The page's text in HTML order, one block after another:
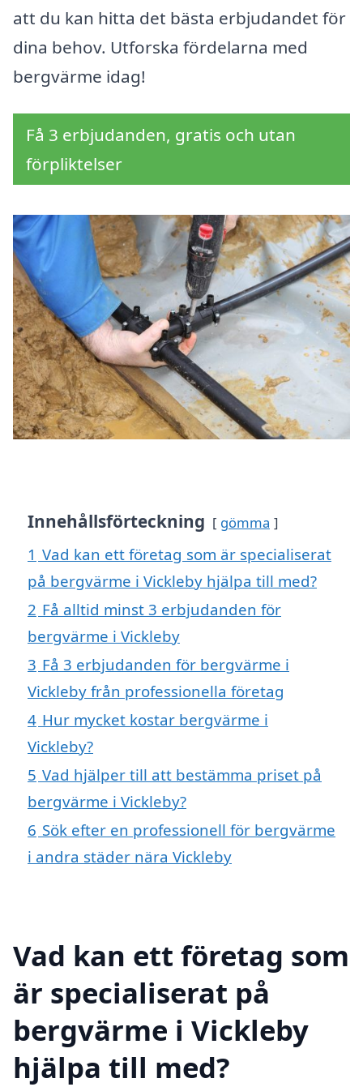
att du kan hitta det bästa erbjudandet för
dina behov. Utforska fördelarna med
bergvärme idag!
Få 3 erbjudanden, gratis och utan
förpliktelser
Innehållsförteckning gömma
1 Vad kan ett företag som är specialiserat
på bergvärme i Vickleby hjälpa till med?
2 Få alltid minst 3 erbjudanden för
bergvärme i Vickleby
3 Få 3 erbjudanden för bergvärme i
Vickleby från professionella företag
4 Hur mycket kostar bergvärme i
Vickleby?
5 Vad hjälper till att bestämma priset på
bergvärme i Vickleby?
6 Sök efter en professionell för bergvärme
i andra städer nära Vickleby
Vad kan ett företag som
är specialiserat på
bergvärme i Vickleby
hjälpa till med?